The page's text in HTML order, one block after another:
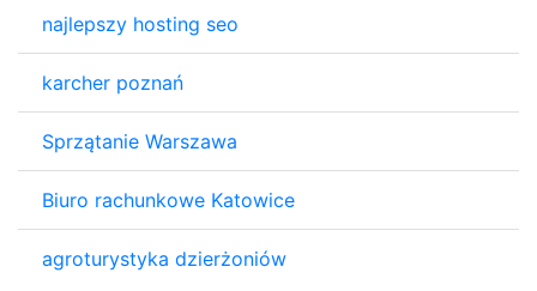
najlepszy hosting seo
karcher poznań
Sprzątanie Warszawa
Biuro rachunkowe Katowice
agroturystyka dzierżoniów